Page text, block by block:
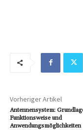
Vorheriger Artikel
Antennensystem:
Funktionsweise und
Anwendungsmöglichkeiten